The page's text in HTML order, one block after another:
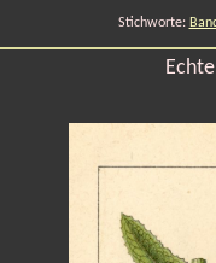
Stichworte: